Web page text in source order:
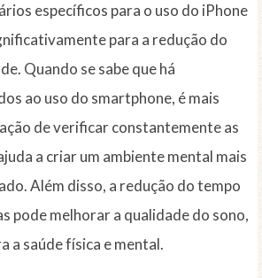
específicos para o uso do iPhone
para a redução do
Quando se sabe que há
ao uso do smartphone, é mais
de verificar constantemente as
a criar um ambiente mental mais
Além disso, a redução do tempo
pode melhorar a qualidade do sono,
a saúde física e mental.